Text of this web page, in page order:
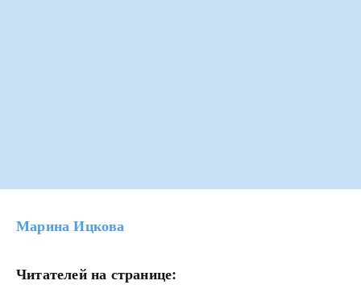
Марина Ицкова
Читателей на странице: